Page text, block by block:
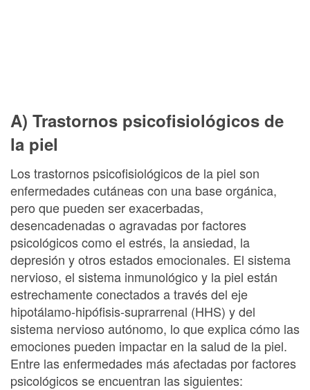
A) Trastornos psicofisiológicos de
la piel
Los trastornos psicofisiológicos de la piel son
enfermedades cutáneas con una base orgánica,
pero que pueden ser exacerbadas,
desencadenadas o agravadas por factores
psicológicos como el estrés, la ansiedad, la
depresión y otros estados emocionales. El sistema
nervioso, el sistema inmunológico y la piel están
estrechamente conectados a través del eje
hipotálamo-hipófisis-suprarrenal (HHS) y del
sistema nervioso autónomo, lo que explica cómo las
emociones pueden impactar en la salud de la piel.
Entre las enfermedades más afectadas por factores
psicológicos se encuentran las siguientes: